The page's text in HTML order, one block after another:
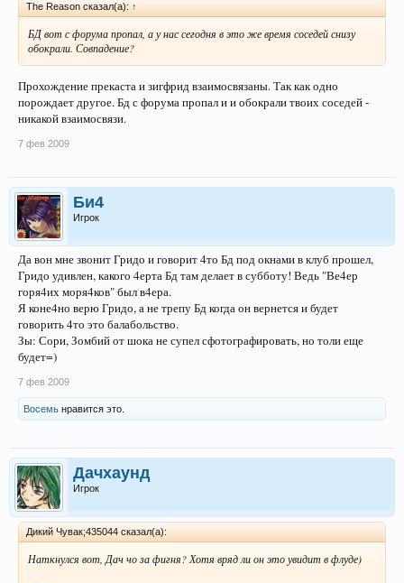
The Reason сказал(а): ↑
БД вот с форума пропал, а у нас сегодня в это же время соседей снизу
обокрали. Совпадение?
Прохождение прекаста и зигфрид взаимосвязаны. Так как одно
порождает другое. Бд с форума пропал и и обокрали твоих соседей -
никакой взаимосвязи.
7 фев 2009
Би4
Игрок
Да вон мне звонит Гридо и говорит 4то Бд под окнами в клуб прошел,
Гридо удивлен, какого 4ерта Бд там делает в субботу! Ведь "Ве4ер
горя4их моря4ков" был в4ера.
Я коне4но верю Гридо, а не трепу Бд когда он вернется и будет
говорить 4то это балабольство.
Зы: Сори, Зомбий от шока не супел сфотографировать, но толи еще
будет=)
7 фев 2009
Восемь нравится это.
Дачхаунд
Игрок
Дикий Чувак;435044 сказал(а):
Наткнулся вот, Дач чо за фигня? Хотя вряд ли он это увидит в флуде)